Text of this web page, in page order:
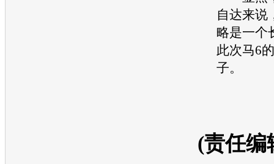
自达来说
略是一个
此次马6
子。
(责任编